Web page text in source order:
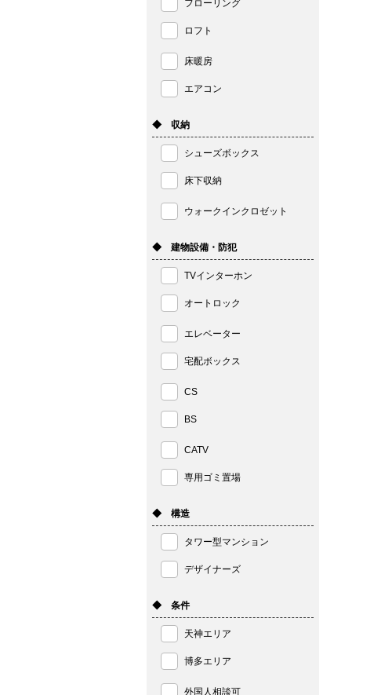
フローリング
ロフト
床暖房
エアコン
◆ 収納
シューズボックス
床下収納
ウォークインクロゼット
◆ 建物設備・防犯
TVインターホン
オートロック
エレベーター
宅配ボックス
CS
BS
CATV
専用ゴミ置場
◆ 構造
タワー型マンション
デザイナーズ
◆ 条件
天神エリア
博多エリア
外国人相談可